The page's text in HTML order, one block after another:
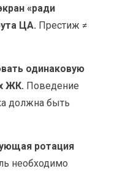
«ради
ЦА. Престиж ≠
одинаковую
ЖК. Поведение
должна быть
ротация
необходимо